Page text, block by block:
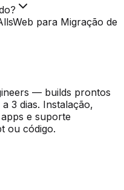
para Migração de
— builds prontos
3 dias. Instalação,
e suporte
ou código.